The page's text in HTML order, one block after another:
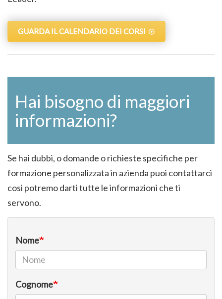
GUARDA IL CALENDARIO DEI CORSI
Hai bisogno di maggiori
informazioni?
Se hai dubbi, o domande o richieste specifiche per
formazione personalizzata in azienda puoi contattarci
così potremo darti tutte le informazioni che ti
servono.
Nome
Cognome